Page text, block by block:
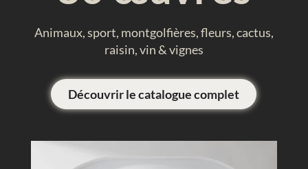
Animaux, sport, montgolfières, fleurs, cactus,
raisin, vin & vignes
Découvrir le catalogue complet